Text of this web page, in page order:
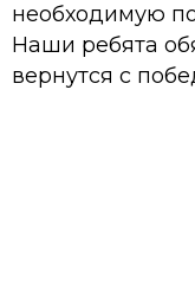
необходимую
Наши ребята
вернутся с